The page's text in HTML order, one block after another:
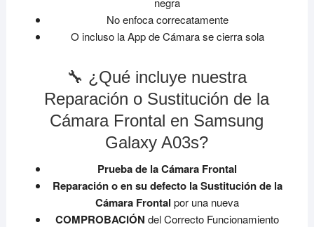
No enfoca correcatamente
O incluso la App de Cámara se cierra sola
🔧 ¿Qué incluye nuestra
Reparación o Sustitución de la
Cámara Frontal en Samsung
Galaxy A03s?
Prueba de la Cámara Frontal
Reparación o en su defecto la Sustitución de la
Cámara Frontalpor una nueva
COMPROBACIÓNdel Correcto Funcionamiento